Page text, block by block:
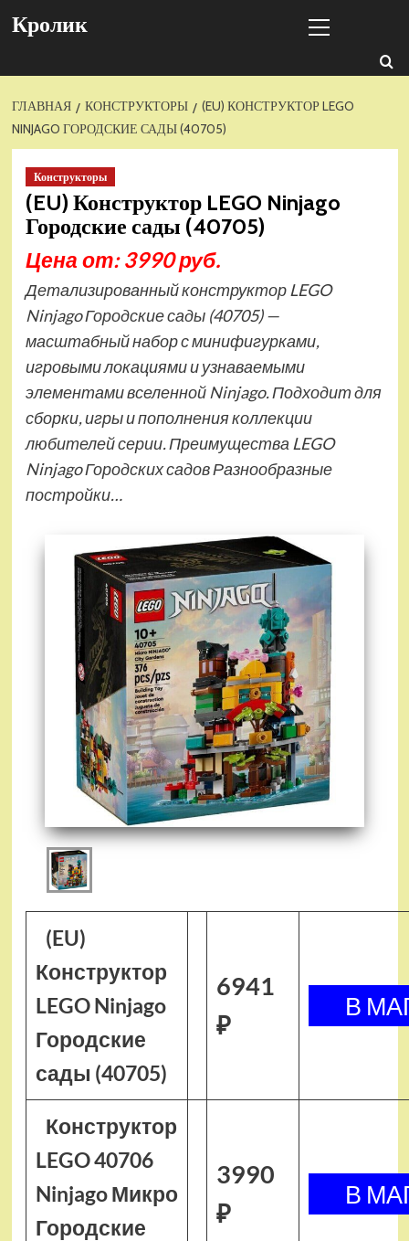
Кролик
меню
ГЛАВНАЯ КОНСТРУКТОРЫ
(EU) КОНСТРУКТОР LEGO
NINJAGO ГОРОДСКИЕ САДЫ (40705)
Конструкторы
(EU) Конструктор LEGO Ninjago
Городские сады (40705)
Цена от: 3990 руб.
Детализированный конструктор LEGO
Ninjago Городские сады (40705) —
масштабный набор с минифигурками,
игровыми локациями и узнаваемыми
элементами вселенной Ninjago. Подходит для
сборки, игры и пополнения коллекции
любителей серии. Преимущества LEGO
Ninjago Городских садов Разнообразные
постройки…
(EU)
Конструктор
LEGO Ninjago
Городские
сады (40705)
6941
₽
Конструктор
LEGO 40706
Ninjago Микро
Городские
3990
₽